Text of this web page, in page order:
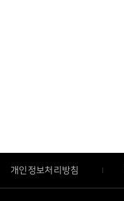
개인정보처리방침